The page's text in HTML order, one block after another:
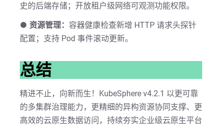
史的后端存储；开放租户级网络可观测功能权限。
● 资源管理： 容器健康检查新增 HTTP 请求头探针
配置；支持 Pod 事件滚动更新。
总结
精进不止，向新而生！KubeSphere v4.2.1 以更可靠
的多集群治理能力，更精细的异构资源协同支撑、更
高效的云原生数据访问，持续夯实企业级云原生平台